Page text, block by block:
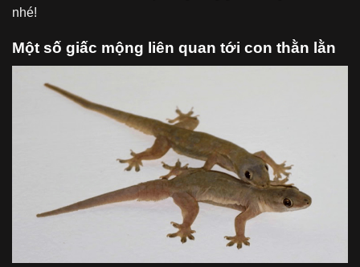
nhé!
Một số giấc mộng liên quan tới con thằn lằn